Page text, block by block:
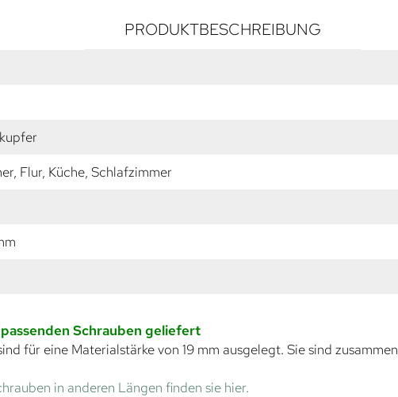
PRODUKTBESCHREIBUNG
Flur, Küche, Schlafzimmer
Schrauben geliefert
für eine Materialstärke von 19 mm ausgelegt. Sie sind
in anderen Längen finden sie hier.